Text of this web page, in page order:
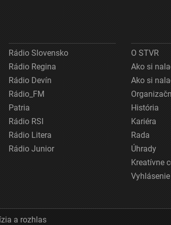
Rádio Slovensko
Rádio Regina
Rádio Devín
Rádio_FM
Patria
Rádio RSI
Rádio Litera
Rádio Junior
O STVR
Ako si
Ako si
História
Kariéra
Rada
Úhrady
Kreatívne
a rozhlas